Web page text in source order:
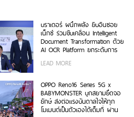
บราเดอร์ ผนึกพลัง ยิบอินซอย
เน็กซ์ ร่วมขับเคลื่อน Intelligent
Document Transformation ด้วย
AI OCR Platform ยกระดับการ
Enterprise
LEAD MORE
OPPO Reno16 Series 5G x
BABYMONSTER บุกสยามยึดจอ
ยักษ์ ส่งต่อแรงบันดาลใจให้ทุก
โมเมนต์เป็นตัวเองได้เต็มที่ ผ่าน